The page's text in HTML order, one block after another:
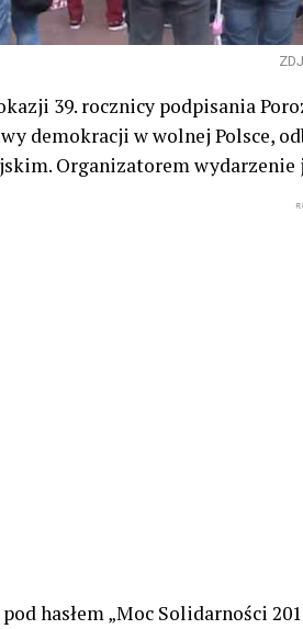
39. rocznicy podpisania
demokracji w wolnej Polsce,
Organizatorem
hasłem „Moc Solidarności